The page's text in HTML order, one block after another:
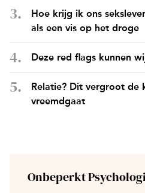
Hoe krijg ik ons
als een vis op het droge
Deze red flags kunnen
Relatie? Dit vergroot de
vreemdgaat
Onbeperkt